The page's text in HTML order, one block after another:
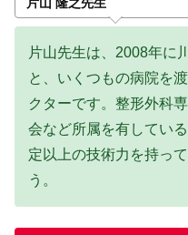
片山 隆之先生
片山先生は、2008年に
と、いくつもの病院を
クターです。整形外科
会など所属を有してい
定以上の技術力を持っ
う。